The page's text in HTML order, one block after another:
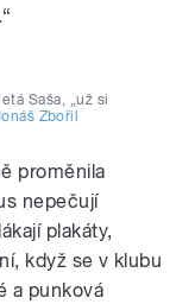
Saša, „už si
Zbořil
proměnila
nepečují
plakáty,
když se v klubu
a punková